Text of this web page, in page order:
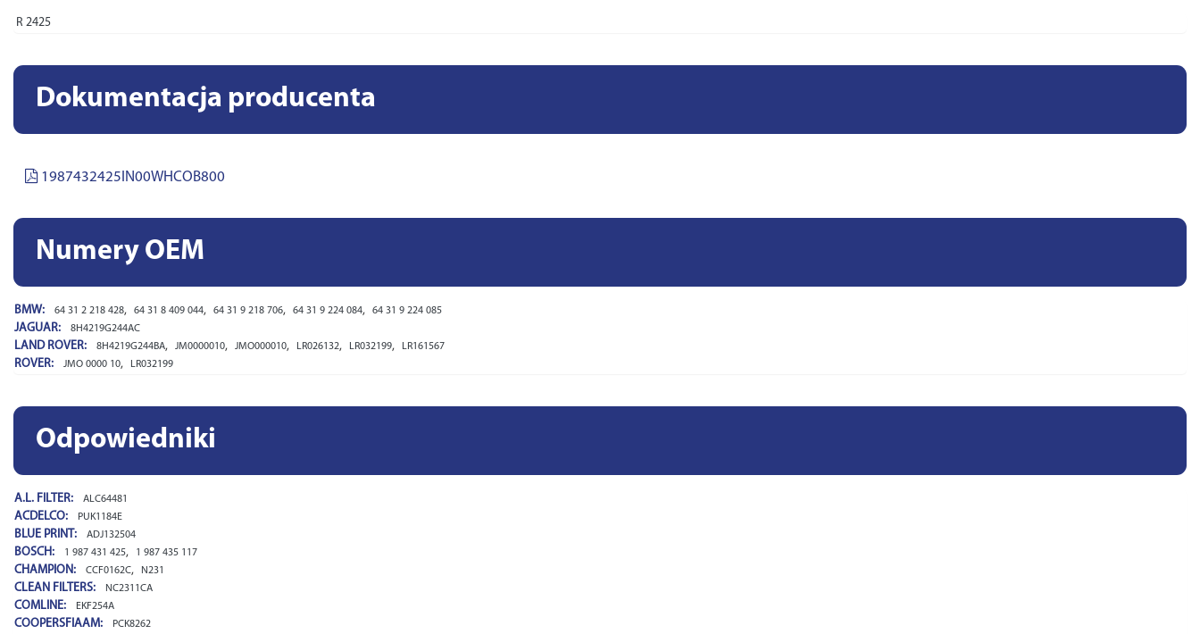
R 2425
Dokumentacja producenta
1987432425IN00WHCOB800
Numery OEM
BMW: 64 31 2 218 428, 64 31 8 409 044, 64 31 9 218 706, 64 31 9 224 084, 64 31 9 224 085
JAGUAR: 8H4219G244AC
LAND ROVER: 8H4219G244BA, JM0000010, JMO000010, LR026132, LR032199, LR161567
ROVER: JMO 0000 10, LR032199
Odpowiedniki
A.L. FILTER: ALC64481
ACDELCO: PUK1184E
BLUE PRINT: ADJ132504
BOSCH: 1 987 431 425, 1 987 435 117
CHAMPION: CCF0162C, N231
CLEAN FILTERS: NC2311CA
COMLINE: EKF254A
COOPERSFIAAM: PCK8262